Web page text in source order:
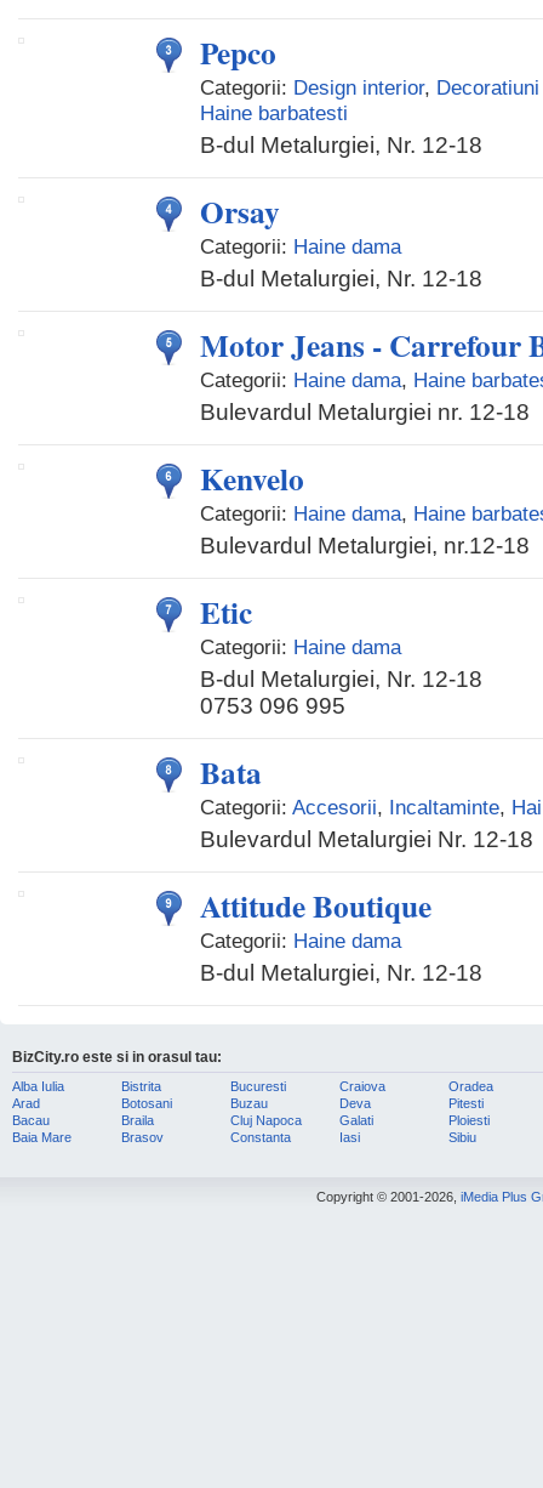
Pepco
Categorii: Design interior,
Haine barbatesti
B-dul Metalurgiei, Nr. 12-18
Orsay
Categorii: Haine dama
B-dul Metalurgiei, Nr. 12-18
Motor Jeans - Carrefour
Categorii: Haine dama, Haine
Bulevardul Metalurgiei nr. 12-18
Kenvelo
Categorii: Haine dama, Haine
Bulevardul Metalurgiei, nr.12-18
Etic
Categorii: Haine dama
B-dul Metalurgiei, Nr. 12-18
0753 096 995
Bata
Categorii: Accesorii, Incaltaminte,
Bulevardul Metalurgiei Nr. 12-18
Attitude Boutique
Categorii: Haine dama
B-dul Metalurgiei, Nr. 12-18
BizCity.ro este si in orasul tau:
Alba Iulia
Arad
Bacau
Baia Mare
Bistrita
Botosani
Braila
Brasov
Bucuresti
Buzau
Cluj Napoca
Constanta
Craiova
Deva
Galati
Iasi
Oradea
Pitesti
Ploiesti
Sibiu
Copyright © 2001-2026, iMedia Plus